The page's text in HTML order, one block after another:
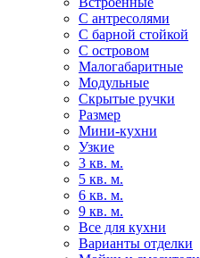
С антресолями
С барной стойкой
С островом
Малогабаритные
Модульные
Скрытые ручки
Размер
Мини-кухни
Узкие
3 кв. м.
5 кв. м.
6 кв. м.
9 кв. м.
Все для кухни
Варианты отделки